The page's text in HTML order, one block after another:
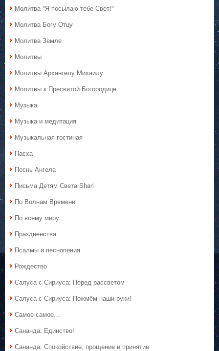
Молитва "Я посылаю тебе Свет!"
Молитва Богу Отцу
Молитва Земле
Молитвы
Молитвы Архангелу Михаилу
Молитвы к Пресвятой Богородице
Музыка
Музыка и медитация
Музыкальная гостиная
Пасха
Песнь Ангела
Письма Детям Света Shari
По Волнам Времени
По всему миру
Праздненства
Псалмы и песнопения
Рождество
Салуса с Сириуса: Перед рассветом
Салуса с Сириуса: Пожмём наши руки!
Самое-самое…
Сананда: Единство!
Сананда: Спокойствие, прощение и принятие